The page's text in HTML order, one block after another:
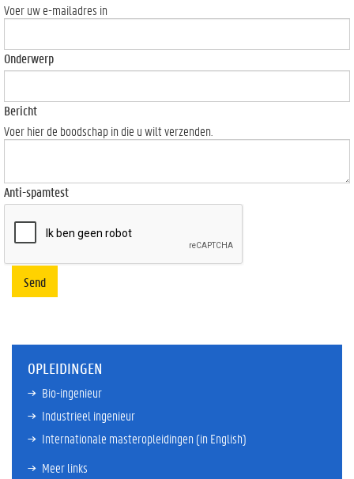
Voer uw e-mailadres in
Onderwerp
Bericht
Voer hier de boodschap in die u wilt verzenden.
Anti-spamtest
Send
OPLEIDINGEN
Bio-ingenieur
Industrieel ingenieur
Internationale masteropleidingen (in English)
Meer links